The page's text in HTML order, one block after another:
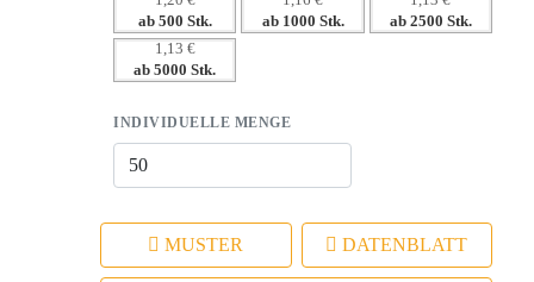
ab 500 Stk. ab 1000 Stk. ab 2500 Stk.
1,13 €
ab 5000 Stk.
INDIVIDUELLE MENGE
MUSTER DATENBLATT